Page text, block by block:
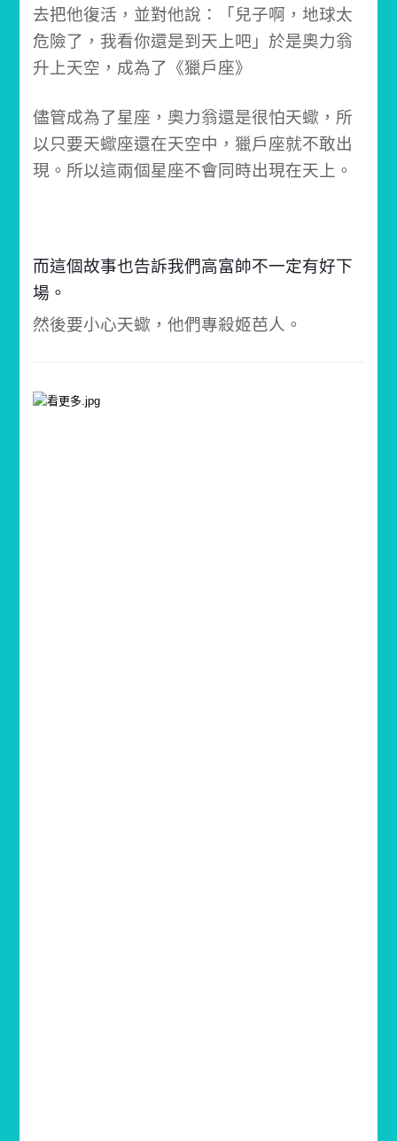
去把他復活，並對他說：
「兒子啊，地球太
危險了，我看你還是到天上吧」於是奧力翁
升上天空，成為了《獵戶座》
儘管成為了星座，奧力翁還是很怕天蠍，所
以只要天蠍座還在天空中，獵戶座就不敢出
現。所以這兩個星座不會同時出現在天上。
而這個故事也告訴我們高富帥不一定有好下
場。
然後要小心天蠍，他們專殺姬芭人。